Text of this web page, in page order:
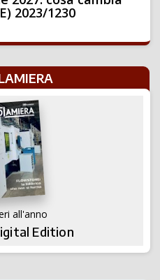
2023/1230
all'anno
Edition